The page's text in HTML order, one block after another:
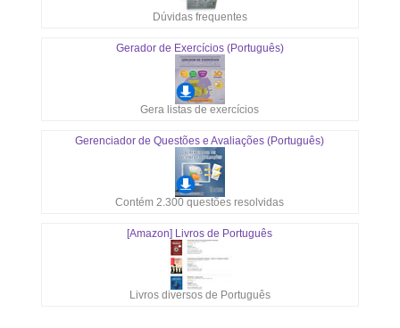
Dúvidas frequentes
Gerador de Exercícios (Português)
Gera listas de exercícios
Gerenciador de Questões e Avaliações (Português)
Contém 2.300 questões resolvidas
[Amazon] Livros de Português
Livros diversos de Português